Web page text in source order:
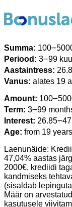
Summa:
Periood: 3౼99
Aastaintress:
Vanus: alates 19
Amount:
Term: 3౼99
Interest:
Age: from 19 years
Laenunäide:
47,04% aastas
2000€, krediidi
kandmiseks
(sisaldab
Määr on
kasutusele